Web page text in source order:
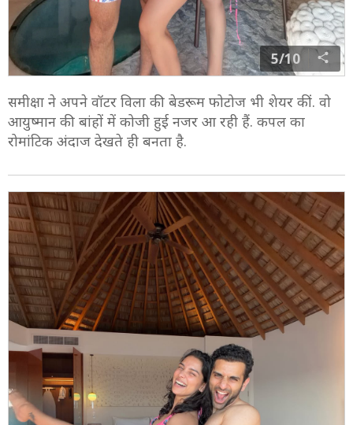
5/10
समीक्षा ने अपने वॉटर विला की बेडरूम फोटोज भी शेयर कीं. वो
आयुष्मान की बांहों में कोजी हुई नजर आ रही हैं. कपल का
रोमांटिक अंदाज देखते ही बनता है.